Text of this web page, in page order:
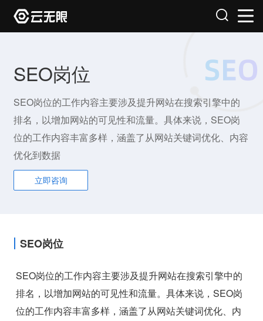
SEO岗位
SEO岗位的工作内容主要涉及提升网站在搜索引擎中的
排名，以增加网站的可见性和流量。具体来说，SEO岗
位的工作内容丰富多样，涵盖了从网站关键词优化、内容
优化到数据
立即咨询
SEO岗位
SEO岗位的工作内容主要涉及提升网站在搜索引擎中的
排名，以增加网站的可见性和流量。具体来说，SEO岗
位的工作内容丰富多样，涵盖了从网站关键词优化、内